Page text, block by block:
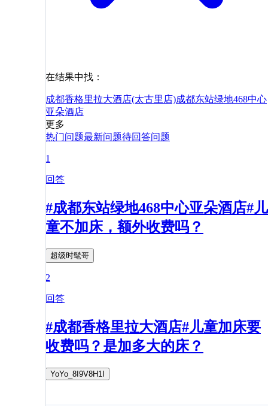
在结果中找：
成都香格里拉大酒店(太古里店)成都东站绿地468中心
亚朵酒店
更多
热门问题最新问题待回答问题
1
回答
#成都东站绿地468中心亚朵酒店#儿
童不加床，额外收费吗？
超级时髦哥
2
回答
#成都香格里拉大酒店#儿童加床要
收费吗？是加多大的床？
YoYo_8I9V8H1I